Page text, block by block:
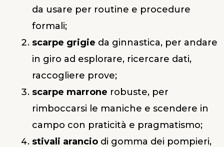
da usare per routine e procedure
formali;
scarpe grigie da ginnastica, per andare
in giro ad esplorare, ricercare dati,
raccogliere prove;
scarpe marrone robuste, per
rimboccarsi le maniche e scendere in
campo con praticità e pragmatismo;
stivali arancio di gomma dei pompieri,